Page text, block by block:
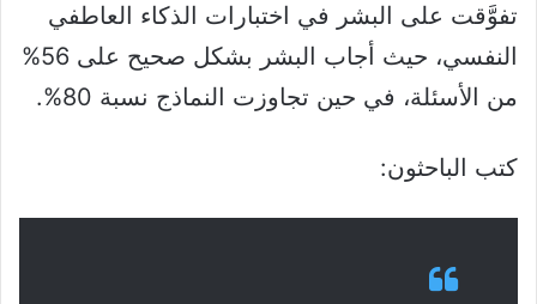
تفوَّقت على البشر في اختبارات الذكاء العاطفي
النفسي، حيث أجاب البشر بشكل صحيح على 56%
من الأسئلة، في حين تجاوزت النماذج نسبة 80%.
كتب الباحثون: